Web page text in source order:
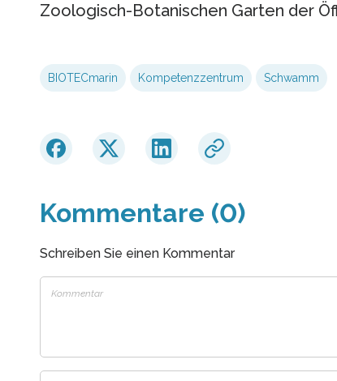
Zoologisch-Botanischen Garten der
BIOTECmarin Kompetenzzentrum Schwamm
Kommentare (0)
Schreiben Sie einen Kommentar